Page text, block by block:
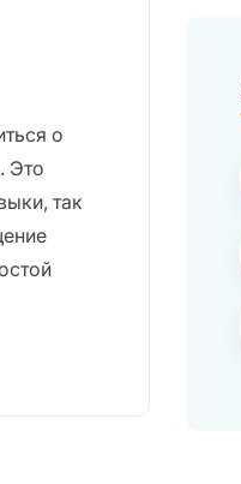
о
Это
так